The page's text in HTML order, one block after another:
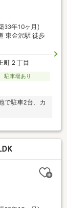
33年10ヶ月)
東金沢駅 徒歩
町２丁目
駐車場あり
で駐車2台、カ